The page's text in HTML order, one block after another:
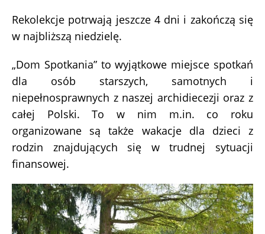
Rekolekcje potrwają jeszcze 4 dni i zakończą się
w najbliższą niedzielę.
„Dom Spotkania” to wyjątkowe miejsce spotkań
dla osób starszych, samotnych i
niepełnosprawnych z naszej archidiecezji oraz z
całej Polski. To w nim m.in. co roku
organizowane są także wakacje dla dzieci z
rodzin znajdujących się w trudnej sytuacji
finansowej.